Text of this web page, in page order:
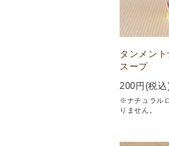
タンメン
スープ
200 円(税込
※ナチュラル
りません。